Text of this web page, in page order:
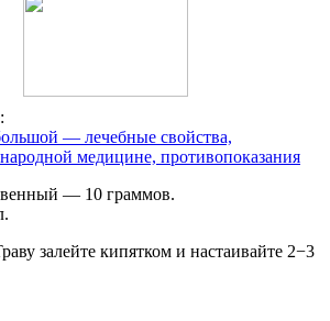
— лечебные свойства,
медицине, противопоказания
— 10 граммов.
залейте кипятком и настаивайте 2−3